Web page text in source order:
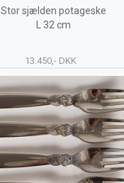
Stor sjælden potageske
L 32 cm
13.450,- DKK